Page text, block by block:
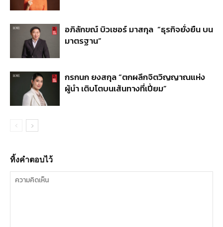
อภิลักขณ์ บิวเซอร์ มาสกุล “ธุรกิจยั่งยืน บน
มาตรฐาน”
กรกนก ยงสกุล “ตกผลึกจิตวิญญาณแห่ง
ผู้นำ เติบโตบนเส้นทางที่เปี่ยม”
ทิ้งคำตอบไว้